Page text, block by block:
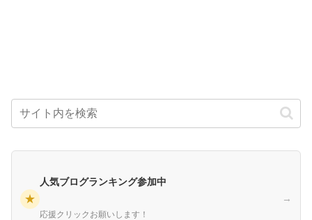
★
人気ブログランキング参加中
応援クリックお願いします！
→